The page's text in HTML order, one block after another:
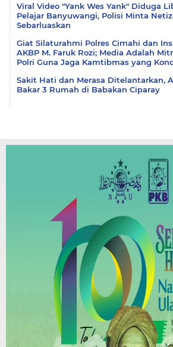
Viral Video "Yank Wes Yank" Diduga
Pelajar Banyuwangi, Polisi Minta
Sebarluaskan
Giat Silaturahmi Polres Cimahi dan
AKBP M. Faruk Rozi; Media Adalah
Polri Guna Jaga Kamtibmas yang
Sakit Hati dan Merasa Ditelantarkan,
Bakar 3 Rumah di Babakan Ciparay